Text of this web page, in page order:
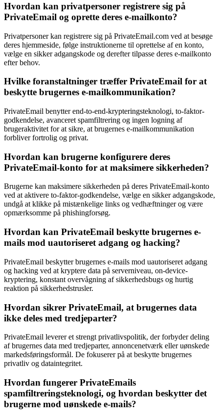
Hvordan kan privatpersoner registrere sig på
PrivateEmail og oprette deres e-mailkonto?
Privatpersoner kan registrere sig på PrivateEmail.com ved at besøge
deres hjemmeside, følge instruktionerne til oprettelse af en konto,
vælge en sikker adgangskode og derefter tilpasse deres e-mailkonto
efter behov.
Hvilke foranstaltninger træffer PrivateEmail for at
beskytte brugernes e-mailkommunikation?
PrivateEmail benytter end-to-end-krypteringsteknologi, to-faktor-
godkendelse, avanceret spamfiltrering og ingen logning af
brugeraktivitet for at sikre, at brugernes e-mailkommunikation
forbliver fortrolig og privat.
Hvordan kan brugerne konfigurere deres
PrivateEmail-konto for at maksimere sikkerheden?
Brugerne kan maksimere sikkerheden på deres PrivateEmail-konto
ved at aktivere to-faktor-godkendelse, vælge en sikker adgangskode,
undgå at klikke på mistænkelige links og vedhæftninger og være
opmærksomme på phishingforsøg.
Hvordan kan PrivateEmail beskytte brugernes e-
mails mod uautoriseret adgang og hacking?
PrivateEmail beskytter brugernes e-mails mod uautoriseret adgang
og hacking ved at kryptere data på serverniveau, on-device-
kryptering, konstant overvågning af sikkerhedsbugs og hurtig
reaktion på sikkerhedstrusler.
Hvordan sikrer PrivateEmail, at brugernes data
ikke deles med tredjeparter?
PrivateEmail leverer et strengt privatlivspolitik, der forbyder deling
af brugernes data med tredjeparter, annoncenetværk eller uønskede
markedsføringsformål. De fokuserer på at beskytte brugernes
privatliv og dataintegritet.
Hvordan fungerer PrivateEmails
spamfiltreringsteknologi, og hvordan beskytter det
brugerne mod uønskede e-mails?